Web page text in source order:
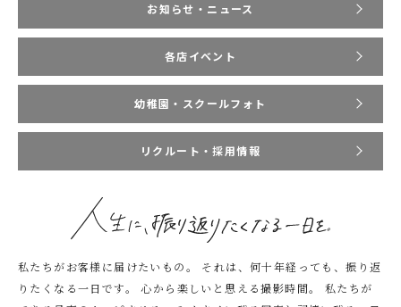
お知らせ・ニュース
各店イベント
幼稚園・スクールフォト
リクルート・採用情報
私たちがお客様に届けたいもの。
それは、何十年経っても、振り返
りたくなる一日です。
心から楽しいと思える撮影時間。
私たちが